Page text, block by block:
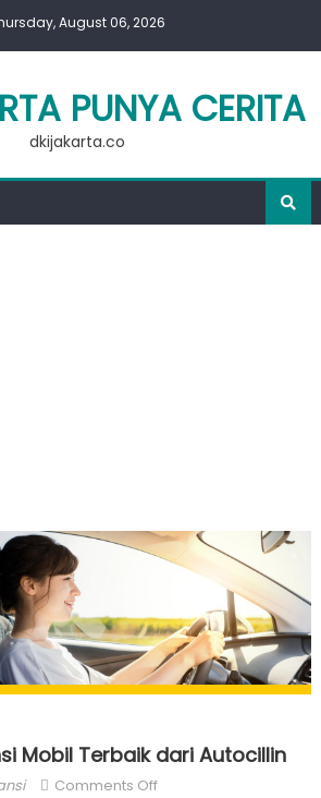
August 06, 2026
PUNYA CERITA
dkijakarta.co
Mobil Terbaik dari Autocillin
Comments Offon